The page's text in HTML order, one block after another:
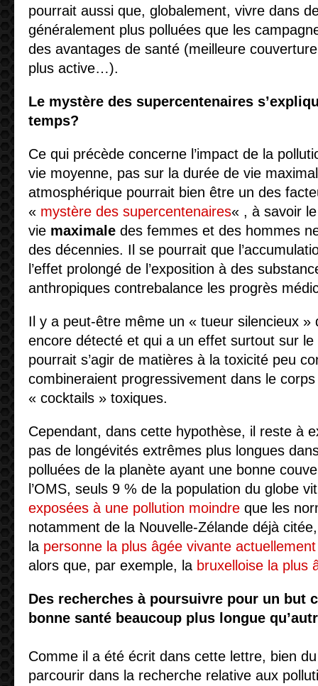
pourrait aussi que, globalement, vivre dans
généralement plus polluées que les
des avantages de santé (meilleure
plus active…).
Le mystère des supercentenaires
temps?
Ce qui précède concerne l’impact de la
vie moyenne, pas sur la durée de vie
atmosphérique pourrait bien être un des
« mystère des supercentenaires« , à savoir
vie maximale des femmes et des hommes
des décennies. Il se pourrait que
l’effet prolongé de l’exposition à des
anthropiques contrebalance les progrès
Il y a peut-être même un « tueur silencieux »
encore détecté et qui a un effet surtout sur
pourrait s’agir de matières à la toxicité peu
combineraient progressivement dans le
« cocktails » toxiques.
Cependant, dans cette hypothèse, il reste à
pas de longévités extrêmes plus longues
polluées de la planète ayant une bonne
l’OMS, seuls 9 % de la population du globe
exposées à une pollution moindre que les
notamment de la Nouvelle-Zélande déjà
la personne la plus âgée vivante actuellement
alors que, par exemple, la bruxelloise la plus
Des recherches à poursuivre pour un but
bonne santé beaucoup plus longue
Comme il a été écrit dans cette lettre, bien
parcourir dans la recherche relative aux